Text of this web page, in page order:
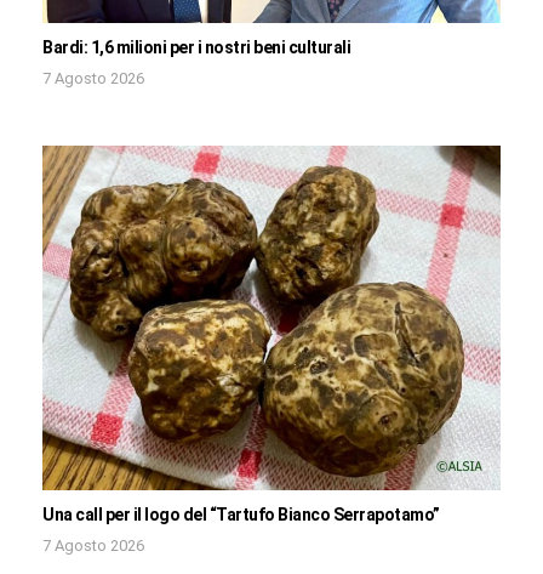
Bardi: 1,6 milioni per i nostri beni culturali
7 Agosto 2026
Una call per il logo del “Tartufo Bianco Serrapotamo”
7 Agosto 2026